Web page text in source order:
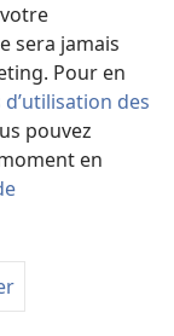
sera jamais
Pour en
des
pouvez
en
c.pas
par desc.
gratitude
sortirent